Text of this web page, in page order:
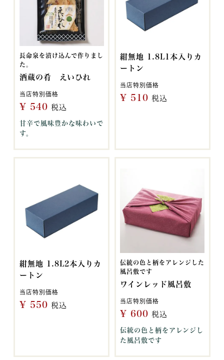
長命泉を漬け込んで作りまし
た。
酒蔵の肴 えいひれ
当店特別価格
¥ 540 税込
甘辛で風味豊かな味わいで
す。
紺無地 1.8L1本入りカ
ートン
当店特別価格
¥ 510 税込
紺無地 1.8L2本入りカ
ートン
当店特別価格
¥ 550 税込
伝統の色と柄をアレンジした
風呂敷です
ワインレッド風呂敷
当店特別価格
¥ 600 税込
伝統の色と柄をアレンジし
た風呂敷です